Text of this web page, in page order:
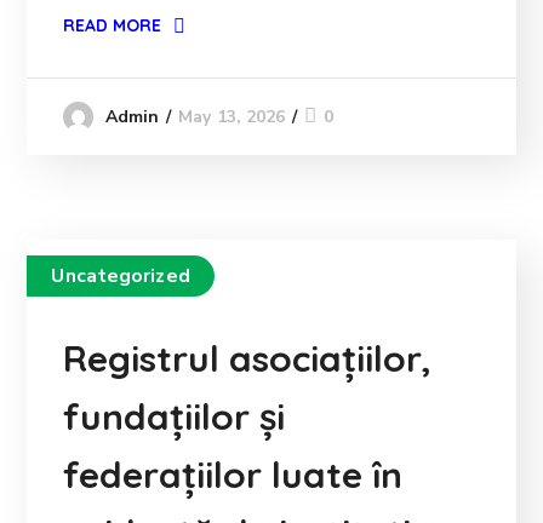
READ MORE
Admin May 13, 2026 0
Uncategorized
Registrul asociațiilor,
fundațiilor și
federațiilor luate în